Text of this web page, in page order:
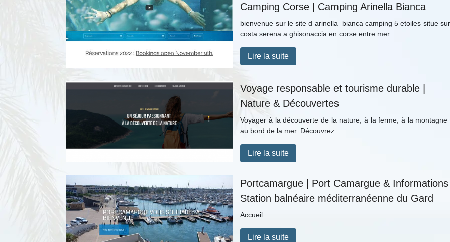
Camping Corse | Camping Arinella Bianca
bienvenue sur le site d arinella_bianca camping 5 etoiles situe
costa serena a ghisonaccia en corse entre mer…
Lire la suite
Voyage responsable et tourisme durable |
Nature & Découvertes
Voyager à la découverte de la nature, à la ferme, à la montagne
au bord de la mer. Découvrez…
Lire la suite
Portcamargue | Port Camargue & Infor­ma­tions
Station balnéaire méditer­ranéen­ne du Gard
Accueil
Lire la suite